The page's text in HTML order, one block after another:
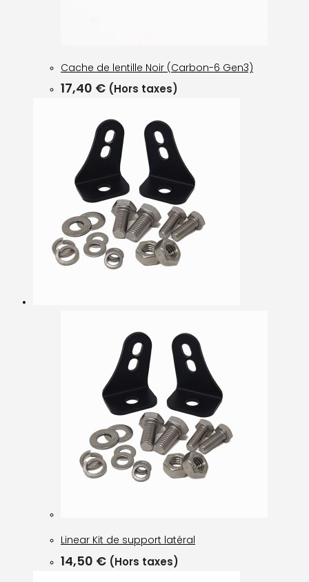
Cache de lentille Noir (Carbon-6 Gen3)
17,40 € (Hors taxes)
Linear Kit de support latéral
14,50 € (Hors taxes)